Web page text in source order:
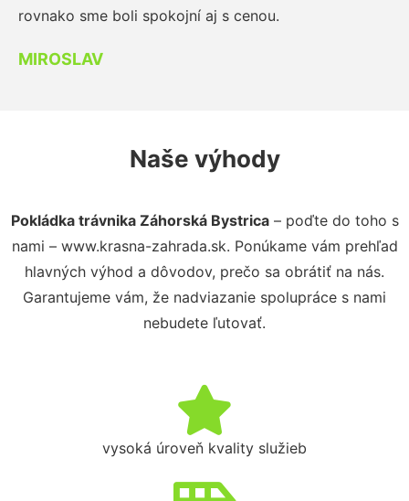
rovnako sme boli spokojní aj s cenou.
MIROSLAV
Naše výhody
Pokládka trávnika Záhorská Bystrica– poďte do toho s
nami – www.krasna-zahrada.sk. Ponúkame vám prehľad
hlavných výhod a dôvodov, prečo sa obrátiť na nás.
Garantujeme vám, že nadviazanie spolupráce s nami
nebudete ľutovať.
vysoká úroveň kvality služieb